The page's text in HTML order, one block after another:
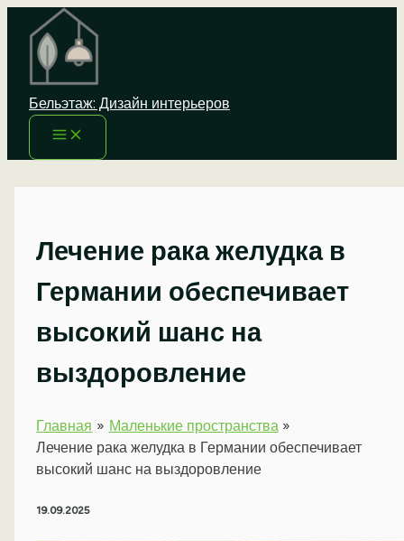
Перейти
содержимому
Бельэтаж: Дизайн интерьеров
Лечение рака желудка в
Германии обеспечивает
высокий шанс на
выздоровление
Главная
Маленькие пространства
Лечение рака желудка в Германии обеспечивает
высокий шанс на выздоровление
19.09.2025